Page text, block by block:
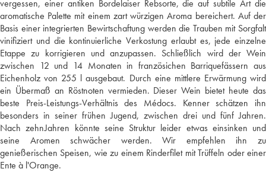
vergessen, einer antiken Bordelaiser Rebsorte, die auf subtile Art die
aromatische Palette mit einem zart würzigen Aroma bereichert. Auf der
Basis einer integrierten Bewirtschaftung werden die Trauben mit Sorgfalt
vinifiziert und die kontinuierliche Verkostung erlaubt es, jede einzelne
Etappe zu korrigieren und anzupassen. Schließlich wird der Wein
zwischen 12 und 14 Monaten in französichen Barriquefässern aus
Eichenholz von 255 l ausgebaut. Durch eine mittlere Erwärmung wird
ein Übermaß an Röstnoten vermieden. Dieser Wein bietet heute das
beste Preis-Leistungs-Verhältnis des Médocs. Kenner schätzen ihn
besonders in seiner frühen Jugend, zwischen drei und fünf Jahren.
Nach zehnJahren könnte seine Struktur leider etwas einsinken und
seine Aromen schwächer werden. Wir empfehlen ihn zu
genießerischen Speisen, wie zu einem Rinderfilet mit Trüffeln oder einer
Ente à l'Orange.